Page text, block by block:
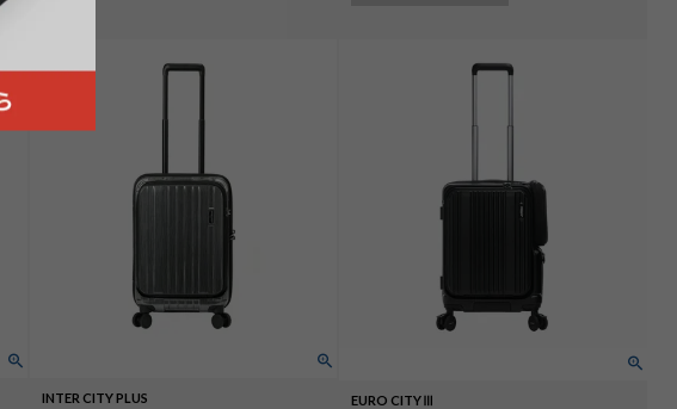
INTER CITY PLUS EURO CITYⅢ